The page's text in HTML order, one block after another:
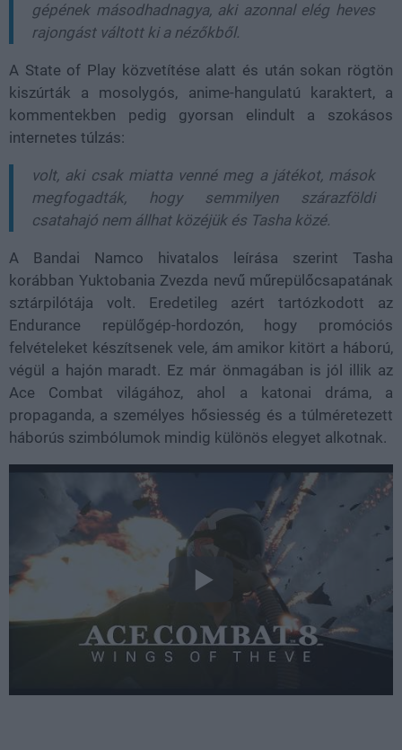
gépének másodhadnagya, aki azonnal elég heves
rajongást váltott ki a nézőkből.
A State of Play közvetítése alatt és után sokan rögtön
kiszúrták a mosolygós, anime-hangulatú karaktert, a
kommentekben pedig gyorsan elindult a szokásos
internetes túlzás:
volt, aki csak miatta venné meg a játékot, mások
megfogadták, hogy semmilyen szárazföldi
csatahajó nem állhat közéjük és Tasha közé.
A Bandai Namco hivatalos leírása szerint Tasha
korábban Yuktobania Zvezda nevű műrepülőcsapatának
sztárpilótája volt. Eredetileg azért tartózkodott az
Endurance repülőgép-hordozón, hogy promóciós
felvételeket készítsenek vele, ám amikor kitört a háború,
végül a hajón maradt. Ez már önmagában is jól illik az
Ace Combat világához, ahol a katonai dráma, a
propaganda, a személyes hősiesség és a túlméretezett
háborús szimbólumok mindig különös elegyet alkotnak.